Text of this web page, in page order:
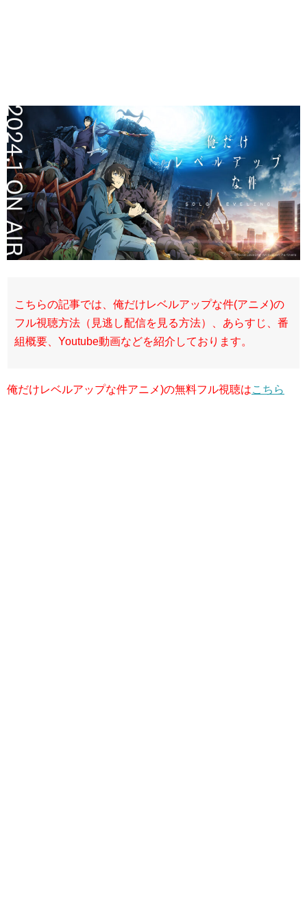
こちらの記事では、俺だけレベルアップな件(アニメ)の
フル視聴方法（見逃し配信を見る方法）、あらすじ、番
組概要、Youtube動画などを紹介しております。
俺だけレベルアップな件アニメ)の無料フル視聴はこちら